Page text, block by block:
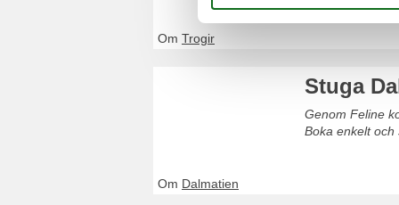
Om Trogir
Stuga
Genom Feline
Boka enkelt
Om Dalmatien